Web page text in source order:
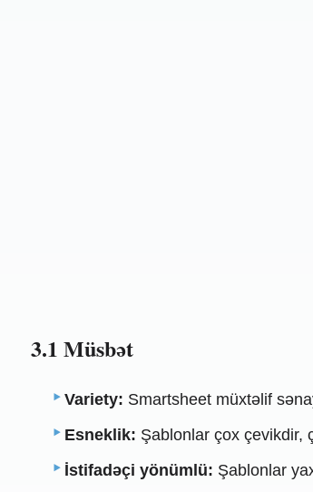
3.1 Müsbət
Variety: Smartsheet müxtəlif
Esneklik: Şablonlar çox çevikdir,
İstifadəçi yönümlü: Şablonlar